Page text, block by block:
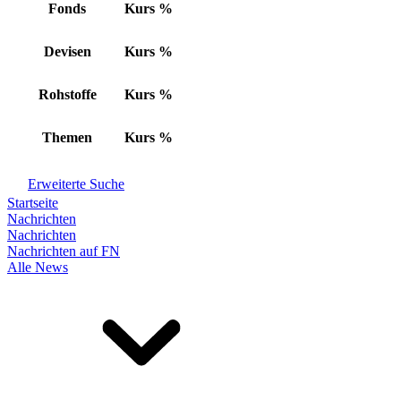
Fonds Kurs %
Devisen Kurs %
Rohstoffe Kurs %
Themen Kurs %
Erweiterte Suche
Startseite
Nachrichten
Nachrichten
Nachrichten auf FN
Alle News